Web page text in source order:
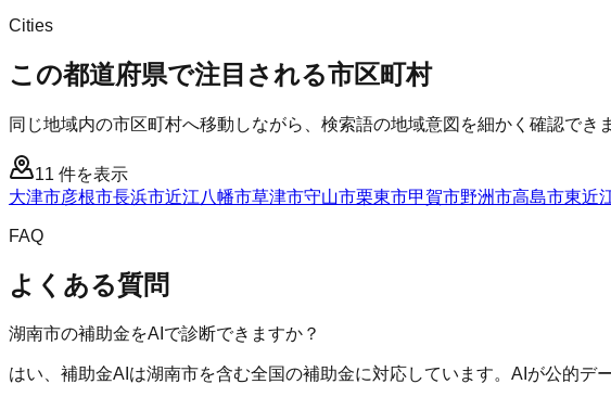
Cities
この都道府県で注目される市区町村
同じ地域内の市区町村へ移動しながら、検索語の地域意図を細かく確認でき
11 件を表示
大津市彦根市長浜市近江八幡市草津市守山市栗東市甲賀市野洲市高島市東近
FAQ
よくある質問
湖南市の補助金をAIで診断できますか？
はい、補助金AIは湖南市を含む全国の補助金に対応しています。AIが公的デ